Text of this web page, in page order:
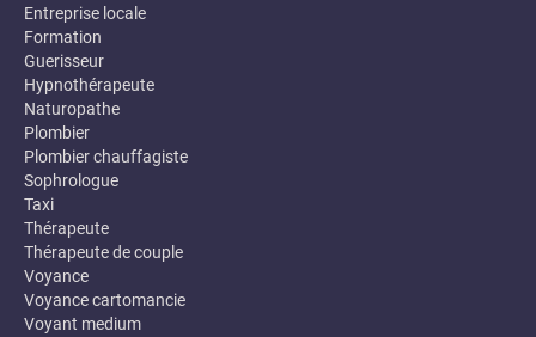
Entreprise locale
Formation
Guerisseur
Hypnothérapeute
Naturopathe
Plombier
Plombier chauffagiste
Sophrologue
Taxi
Thérapeute
Thérapeute de couple
Voyance
Voyance cartomancie
Voyant medium